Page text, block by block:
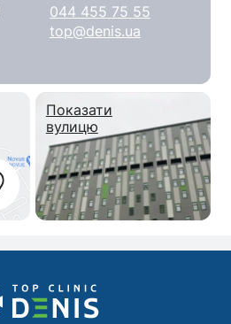
044 455 75 55
top@denis.ua
Показати
вулицю